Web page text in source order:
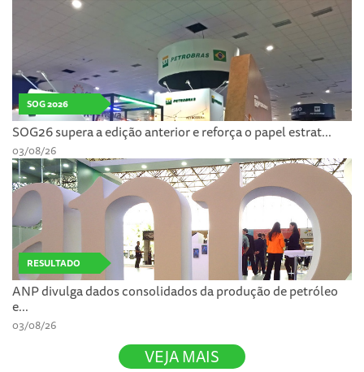
SOG 2026
SOG26 supera a edição anterior e reforça o papel estrat...
03/08/26
RESULTADO
ANP divulga dados consolidados da produção de petróleo
e...
03/08/26
VEJA MAIS